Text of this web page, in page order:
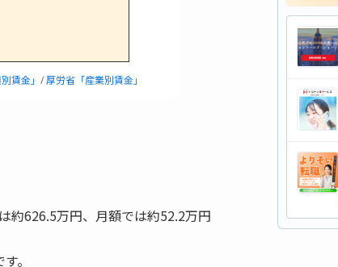
賃金」 /厚労省「産業別賃金」
約626.5万円、月額では約52.2万円
。